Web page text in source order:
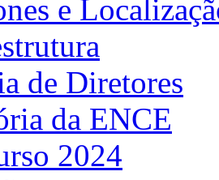
e
de Diretores
da ENCE
2024